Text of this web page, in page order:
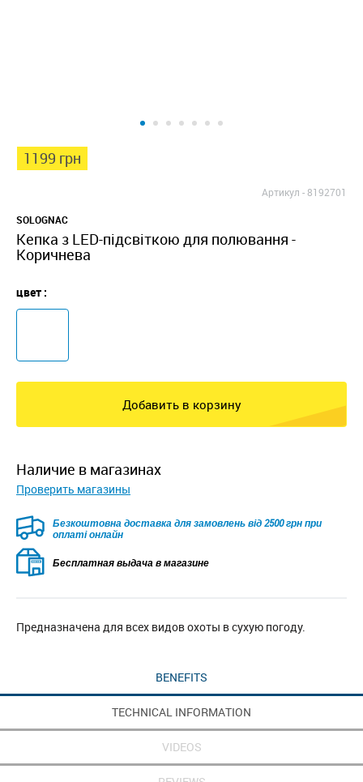
1199 грн
Артикул -8192701
SOLOGNAC
Кепка з LED-підсвіткою для полювання -
Коричнева
цвет :
Добавить в корзину
наличие в магазинах
Проверить магазины
Безкоштовна доставка для замовлень від 2500 грн при
оплаті онлайн
Бесплатная выдача в магазине
Предназначена для всех видов охоты в сухую погоду.
BENEFITS
TECHNICAL INFORMATION
VIDEOS